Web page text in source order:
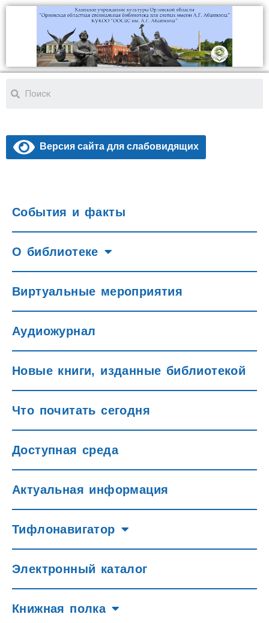
Версия сайта для слабовидящих
События и факты
О библиотеке
Виртуальные мероприятия
Аудиожурнал
Новые книги, изданные библиотекой
Что почитать сегодня
Доступная среда
Актуальная информация
Тифлонавигатор
Электронный каталог
Книжная полка